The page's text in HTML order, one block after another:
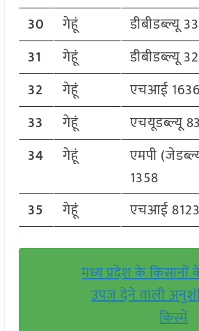
30
गेहूं
डीबीडब्ल्यू
31
गेहूं
डीबीडब्ल्यू
32
गेहूं
एचआई 1636
33
गेहूं
एचयूडब्ल्यू
34
गेहूं
एमपी
1358
35
गेहूं एचआई 8123
मध्य प्रदेश के
उपज देने वाली
किस्में